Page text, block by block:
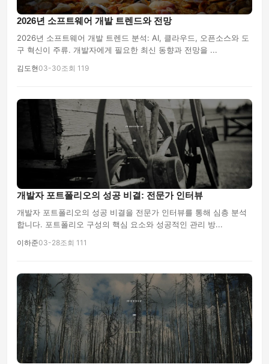
2026년 소프트웨어 개발 트렌드와 전망
2026년 소프트웨어 개발 트렌드 분석: AI, 클라우드, 오픈소스와 도
구 혁신이 주류. 개발자에게 필요한 최신 동향과 전망을 ...
김도현03-30조회 119
개발자 포트폴리오의 성공 비결: 전문가 인터뷰
개발자 포트폴리오의 성공 비결을 전문가 인터뷰를 통해 심층 분석
합니다. 포트폴리오 구성의 핵심 요소와 성공적인 관리 방...
이하준03-28조회 111